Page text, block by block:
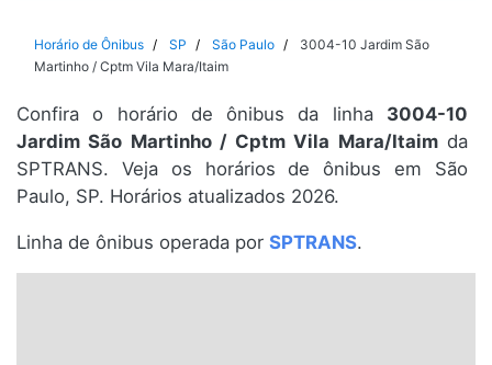
Espírito Santo
Paraná
Santa Catarina
Horário de Ônibus SP São Paulo
3004-10 Jardim São
Martinho / Cptm Vila Mara/Itaim
Confira o horário de ônibus da linha 3004-10
Jardim São Martinho / Cptm Vila Mara/Itaimda
SPTRANS. Veja os horários de ônibus em São
Paulo, SP. Horários atualizados 2026.
Linha de ônibus operada por SPTRANS.